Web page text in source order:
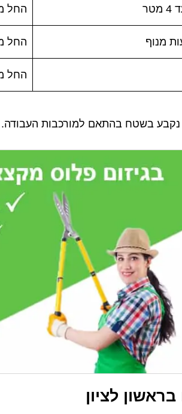
החל מ-440
מנוף החל מ-650
החל מ-380
נקבע בשטח בהתאם למורכבות העבודה.
בראשון לציון